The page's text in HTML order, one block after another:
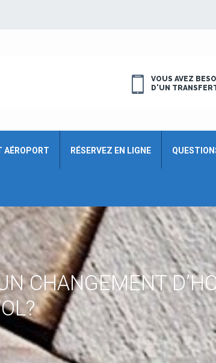
VOUS AVEZ
D'UN
AÉROPORT RÉSERVEZ EN LIGNE
CHANGEMENT